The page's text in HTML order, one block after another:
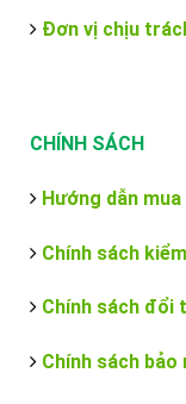
Đơn vị chịu
CHÍNH SÁCH
Hướng dẫn mua
Chính sách
Chính sách đổi
Chính sách bảo